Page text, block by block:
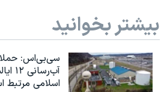
بیشتر بخوانید
سی‌بی‌اس:
اسلامی مرتبط